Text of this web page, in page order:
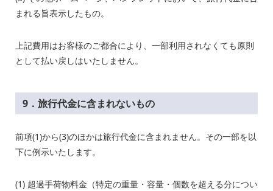
まれる旨表示したもの。
上記費用はお客様のご都合により、一部利用されなくても原則
として払い戻しはいたしません。
9．旅行代金に含まれないもの
前項(1)から(3)のほかは旅行代金に含まれません。その一部を以
下に例示いたします。
(1) 超過手荷物料金（特定の重量・容量・個数を超える分につい